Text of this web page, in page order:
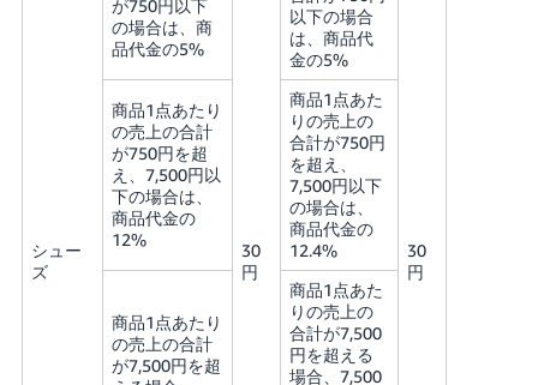
シュー
ズ
が750円以下
の場合は、商
品代金の5%
30
円
以下の場合
は、商品代
金の5%
30
円
商品1点あたり
の売上の合計
が750円を超
え、7,500円以
下の場合は、
商品代金の
12%
商品1点あた
りの売上の
合計が750円
を超え、
7,500円以下
の場合は、
商品代金の
12.4%
商品1点あたり
の売上の合計
が7,500円を超
商品1点あた
りの売上の
合計が7,500
円を超える
場合、7,500